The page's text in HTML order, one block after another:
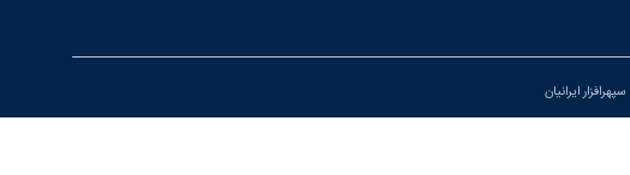
سپهرافزار ایرانیان